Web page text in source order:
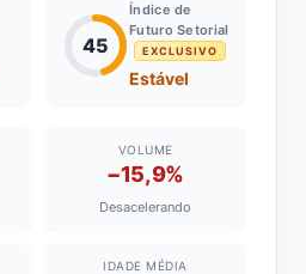
45
Índice de
Futuro Setorial
EXCLUSIVO
Estável
VOLUME
−15,9%
Desacelerando
IDADE MÉDIA